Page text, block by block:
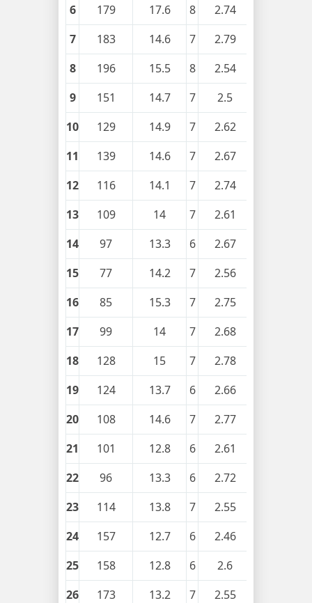
6
179 17.6 8 2.74
7
183 14.6 7 2.79
8
196 15.5 8 2.54
9
151 14.7 7 2.5
10
129 14.9 7 2.62
11
139 14.6 7 2.67
12
116 14.1 7 2.74
13
109 14 7 2.61
14
97 13.3 6 2.67
15
77 14.2 7 2.56
16
85 15.3 7 2.75
17
99 14 7 2.68
18
128 15 7 2.78
19
124 13.7 6 2.66
20
108 14.6 7 2.77
21
101 12.8 6 2.61
22
96 13.3 6 2.72
23
114 13.8 7 2.55
24
157 12.7 6 2.46
25
158 12.8 6 2.6
26
173 13.2 7 2.55